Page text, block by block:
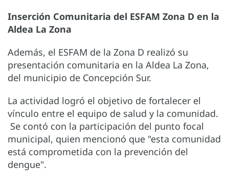
Inserción Comunitaria del ESFAM Zona D en la
Aldea La Zona
Además, el ESFAM de la Zona D realizó su
presentación comunitaria en la Aldea La Zona,
del municipio de Concepción Sur.
La actividad logró el objetivo de fortalecer el
vínculo entre el equipo de salud y la comunidad.
Se contó con la participación del punto focal
municipal, quien mencionó que "esta comunidad
está comprometida con la prevención del
dengue".